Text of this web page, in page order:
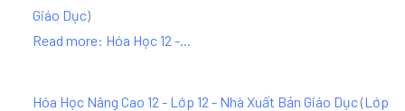
Giáo Dục)
Read more: Hóa Học 12 -...
Hóa Học Nâng Cao 12 - Lớp 12 - Nhà Xuất Bản Giáo Dục(Lớp